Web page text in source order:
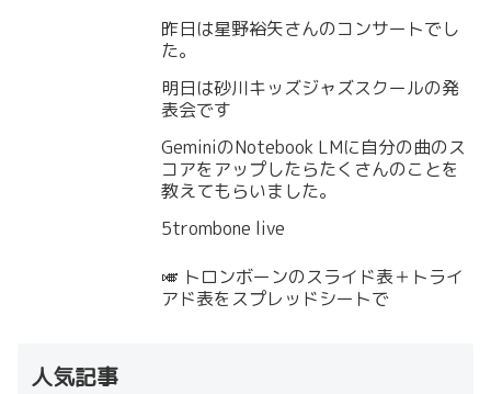
昨日は星野裕矢さんのコンサートでし
た。
明日は砂川キッズジャズスクールの発
表会です
GeminiのNotebook LMに自分の曲のス
コアをアップしたらたくさんのことを
教えてもらいました。
5trombone live
🎺 トロンボーンのスライド表＋トライ
アド表をスプレッドシートで
人気記事